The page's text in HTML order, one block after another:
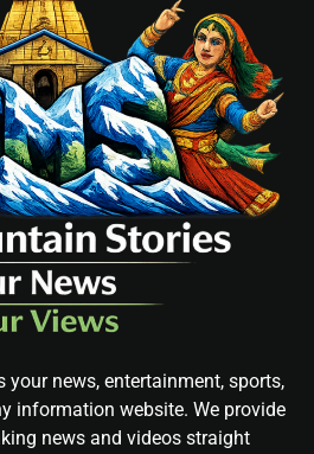
news, entertainment, sports,
information website. We provide
news and videos straight